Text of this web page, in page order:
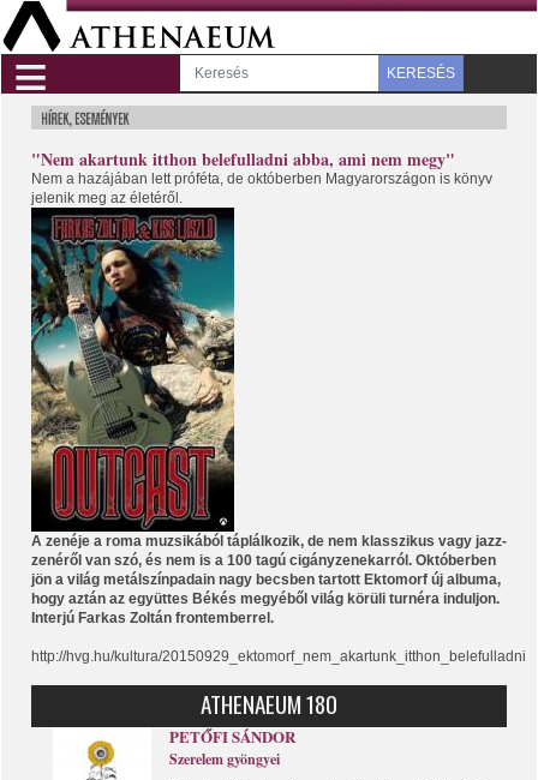
≡ KERESÉS
"Nem akartunk itthon belefulladni abba, ami nem megy"
Nem a hazájában lett próféta, de októberben Magyarországon is könyv
jelenik meg az életéről.
A zenéje a roma muzsikából táplálkozik, de nem klasszikus vagy jazz-
zenéről van szó, és nem is a 100 tagú cigányzenekarról. Októberben
jön a világ metálszínpadain nagy becsben tartott Ektomorf új albuma,
hogy aztán az együttes Békés megyéből világ körüli turnéra induljon.
Interjú Farkas Zoltán frontemberrel.
http://hvg.hu/kultura/20150929_ektomorf_nem_akartunk_itthon_belefulladni
ATHENAEUM 180
PETŐFI SÁNDOR
Szerelem gyöngyei